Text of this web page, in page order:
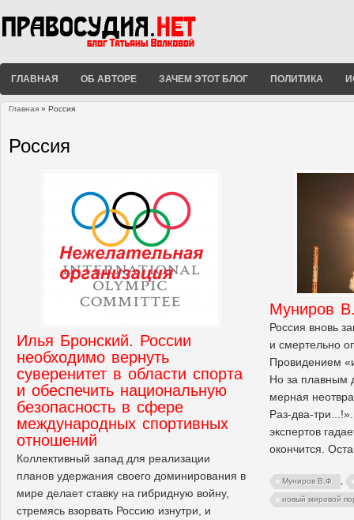
ГЛАВНАЯ ОБ АВТОРЕ ЗАЧЕМ ЭТОТ БЛОГ ПОЛИТИКА
Главная » Россия
Россия
Илья Бронский. России
необходимо вернуть
суверенитет в области спорта
и обеспечить национальную
безопасность в сфере
международных спортивных
отношений
Коллективный запад для реализации
планов удержания своего доминирования в
мире делает ставку на гибридную войну,
стремясь взорвать Россию изнутри, и
Муниров
Россия вновь
и смертельно
Провидением
Но за плавным
мерная
Раз-два-
экспертов
окончится.
Муниров В.Ф. ,
новый мировой